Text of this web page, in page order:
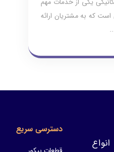
است که به مشتریان ارائه
دسترسی سریع